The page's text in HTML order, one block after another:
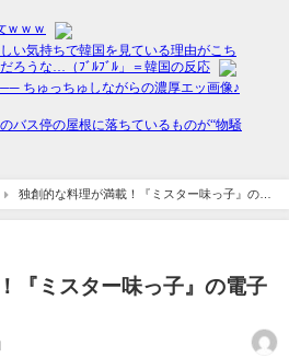
独創的な料理が満載！『ミスター味っ子』の電
『ミスター味っ子』の電子